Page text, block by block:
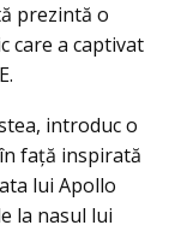
prezintă o
care a captivat
introduc o
față inspirată
lui Apollo
la nasul lui